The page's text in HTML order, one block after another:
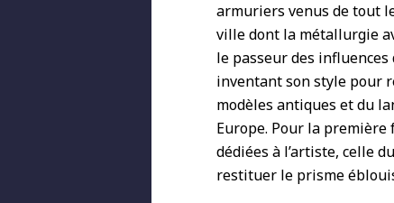
armuriers venus de tout
ville dont la métallurgie
le passeur des influences
inventant son style pour
modèles antiques et du
Europe. Pour la première
dédiées à l’artiste, celle
restituer le prisme